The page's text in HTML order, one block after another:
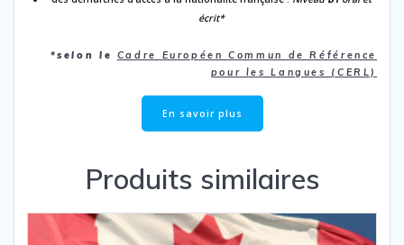
écrit*
*selon le Cadre Européen Commun de Référence
pour les Langues (CERL)
En savoir plus
Produits similaires